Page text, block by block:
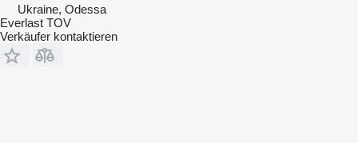
Ukraine, Odessa
Everlast TOV
Verkäufer kontaktieren